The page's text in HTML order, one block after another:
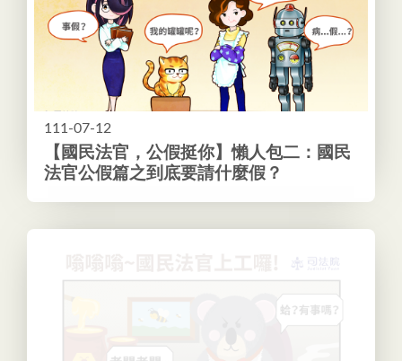
111-07-12
【國民法官，公假挺你】懶人包二：國民
法官公假篇之到底要請什麼假？